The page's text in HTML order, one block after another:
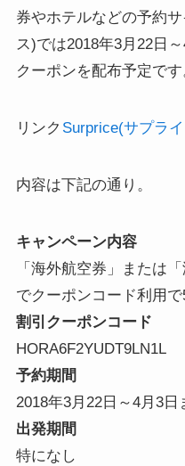
券やホテルなどの予約サ
ス)では2018年3月22日
クーポンを配布予定です
リンク Surprice(サプラ
内容は下記の通り。
キャンペーン内容
「海外航空券」または
でクーポンコード利用で
割引クーポンコード
HORA6F2YUDT9LN1L
予約期間
2018年3月22日～4月3日
出発期間
特になし